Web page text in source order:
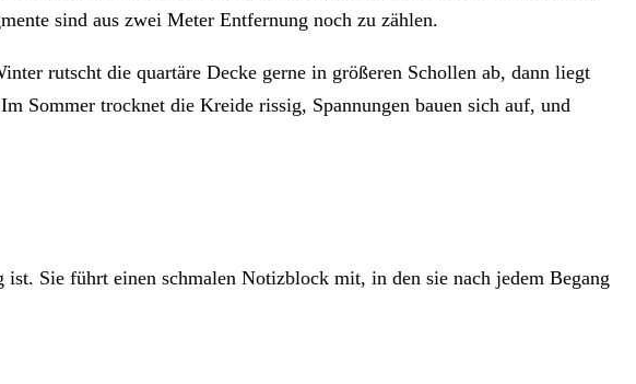
sind aus zwei Meter Entfernung noch zu zählen.
rutscht die quartäre Decke gerne in größeren Schollen ab, dann liegt
Sommer trocknet die Kreide rissig, Spannungen bauen sich auf, und
Sie führt einen schmalen Notizblock mit, in den sie nach jedem Begang